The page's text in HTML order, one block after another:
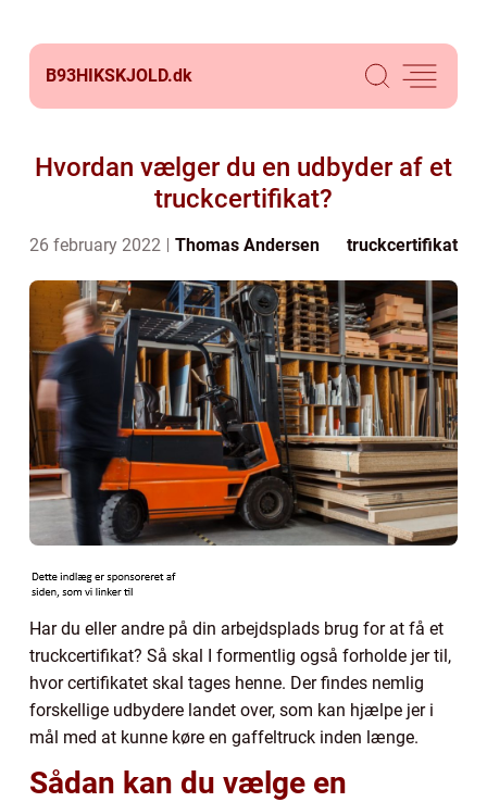
B93HIKSKJOLD.dk
Hvordan vælger du en udbyder af et
truckcertifikat?
26 february 2022 Thomas Andersen truckcertifikat
Har du eller andre på din arbejdsplads brug for at få et
truckcertifikat? Så skal I formentlig også forholde jer til,
hvor certifikatet skal tages henne. Der findes nemlig
forskellige udbydere landet over, som kan hjælpe jer i
mål med at kunne køre en gaffeltruck inden længe.
Sådan kan du vælge en